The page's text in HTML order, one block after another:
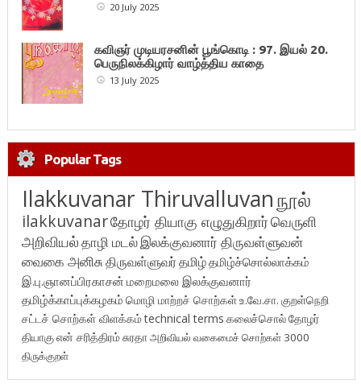
20 July 2025
கவிஞர் முடியரசனின் பூங்கொடி : 97. இயல் 20.
பெருநிலக்கிழார் வாழ்த்திய காதை
13 July 2025
Popular Tags
Ilakkuvanar Thiruvalluvanநூல்
ilakkuvanarதோழர் தியாகு எழுதுகிறார்வெருளி
அறிவியல்தாழி மடல்இலக்குவனார் திருவள்ளுவன்
வைகை அனிசுதிருவள்ளுவர்தமிழ்தமிழ்ச்சொல்லாக்கம்
இ.பு.ஞானப்பிரகாசன் மறைமலை இலக்குவனார்
தமிழ்க்காப்புக்கழகம் மொழி மாற்றச் சொற்கள்உ.வே.சா. குறள்நெறி
சட்டச் சொற்கள் விளக்கம்technical terms கலைச்சொல்தோழர்
தியாகுஎன் சரித்திரம்சுரதாஅறிவியல் வகைமைச் சொற்கள் 3000
திருக்குறள்